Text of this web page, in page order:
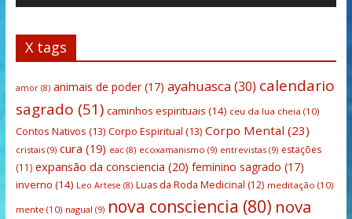
X tags
amor(8) animais de poder(17) ayahuasca(30) calendario
sagrado (51) caminhos espirituais (14) ceu da lua cheia (10)
Contos Nativos (13) Corpo Espiritual (13) Corpo Mental (23)
cristais(9) cura (19) eac(8) ecoxamanismo (9) entrevistas(9) estações
(11) expansão da consciencia (20) feminino sagrado (17)
inverno (14) Leo Artese (8) Luas da Roda Medicinal (12) meditação (10)
mente(10) nagual (9) nova consciencia (80) nova